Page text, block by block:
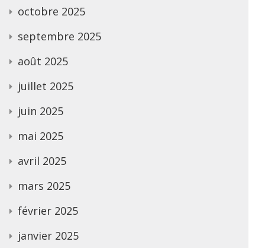
octobre 2025
septembre 2025
août 2025
juillet 2025
juin 2025
mai 2025
avril 2025
mars 2025
février 2025
janvier 2025